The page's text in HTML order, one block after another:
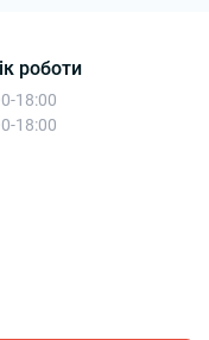
роботи
18:00
18:00